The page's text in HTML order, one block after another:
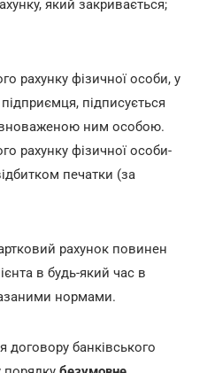
який закривається;
рахунку фізичної особи, у
підписується
ним особою.
рахунку фізичної особи-
печатки (за
рахунок повинен
в будь-який час в
нормами.
договору банківського